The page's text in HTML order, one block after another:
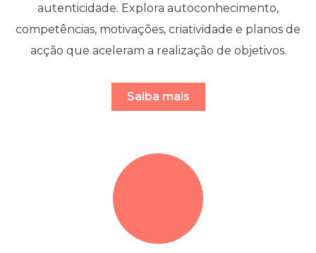
autenticidade. Explora autoconhecimento,
competências, motivações, criatividade e planos de
acção que aceleram a realização de objetivos.
Saiba mais